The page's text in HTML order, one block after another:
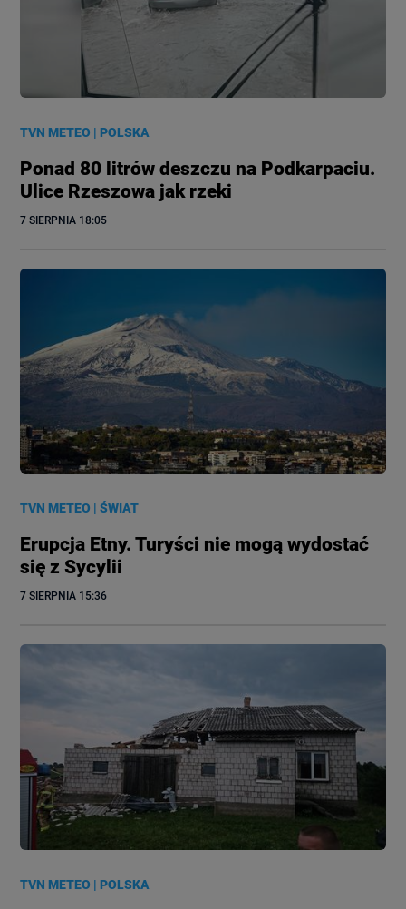
TVN METEO |POLSKA
Ponad 80 litrów deszczu na Podkarpaciu.
Ulice Rzeszowa jak rzeki
7 SIERPNIA 18:05
TVN METEO |ŚWIAT
Erupcja Etny. Turyści nie mogą wydostać
się z Sycylii
7 SIERPNIA 15:36
TVN METEO |POLSKA